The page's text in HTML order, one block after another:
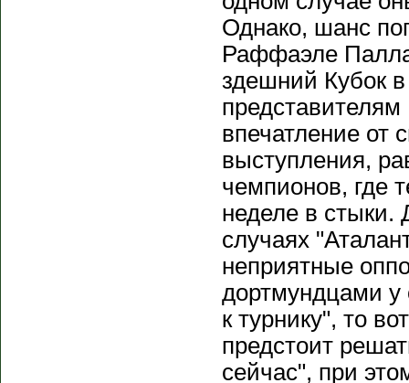
Однако, шанс
Раффаэле
здешний Кубок
впечатление от
выступления,
чемпионов, где
неделе в стыки.
случаях
неприятные
дортмундцами у
к турнику", то
предстоит
сейчас", при